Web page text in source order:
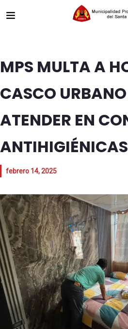
MPS MULTA A
CASCO
ATENDER EN
ANTIHIGIÉNICAS
febrero 14, 2025